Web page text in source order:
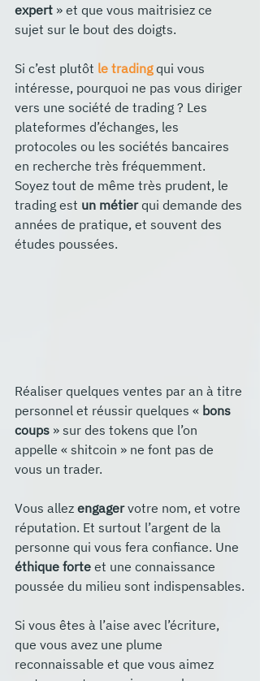
expert » et que vous maitrisiez ce
sujet sur le bout des doigts.
Si c’est plutôt le trading qui vous
intéresse, pourquoi ne pas vous diriger
vers une société de trading ? Les
plateformes d’échanges, les
protocoles ou les sociétés bancaires
en recherche très fréquemment.
Soyez tout de même très prudent, le
trading est un métier qui demande des
années de pratique, et souvent des
études poussées.
Réaliser quelques ventes par an à titre
personnel et réussir quelques « bons
coups » sur des tokens que l’on
appelle « shitcoin » ne font pas de
vous un trader.
Vous allez engager votre nom, et votre
réputation. Et surtout l’argent de la
personne qui vous fera confiance. Une
éthique forte et une connaissance
poussée du milieu sont indispensables.
Si vous êtes à l’aise avec l’écriture,
que vous avez une plume
reconnaissable et que vous aimez